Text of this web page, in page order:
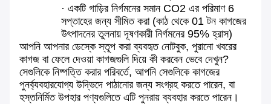
· একটি গাড়ির নির্গমনের সমান CO2 এর পরিমাণ 6
সপ্তাহের জন্য সীমিত করা (কাঠ থেকে 01 টন কাগজের
উৎপাদনের তুলনায় দূষণকারী নির্গমনের 95% হ্রাস)
আপনি আপনার ডেস্কে স্তূপ করা ব্যবহৃত নোটবুক, পুরানো খবরের
কাগজ বা ফেলে দেওয়া কাগজগুলি দিয়ে কী করবেন ভেবে দেখুন?
সেগুলিকে নিষ্পত্তি করার পরিবর্তে, আপনি সেগুলিকে কাগজের
পুনর্ব্যবহারযোগ্য উদ্ভিদে পাঠানোর জন্য সংগ্রহ করতে পারেন, বা
হস্তনির্মিত উপহার পণ্যগুলিতে এটি পুনরায় ব্যবহার করতে পারেন।